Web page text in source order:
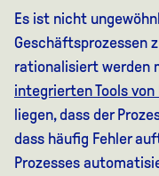
Es ist nicht
Geschäftsprozessen
rationalisiert werden
integrierten Tools
liegen, dass der
dass häufig Fehler
Prozesses